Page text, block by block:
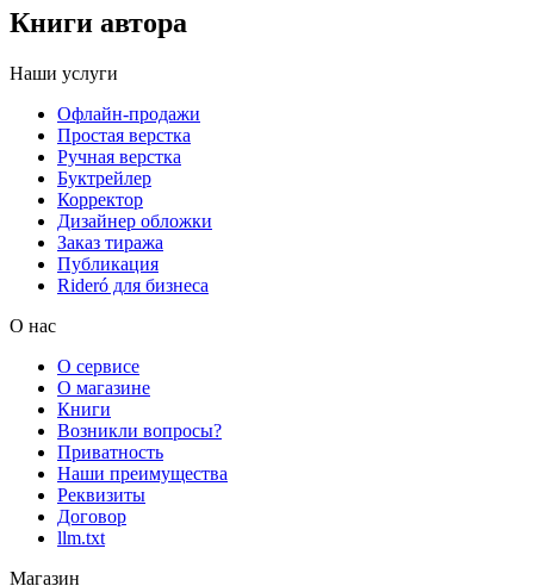
Книги автора
Наши услуги
Офлайн-продажи
Простая верстка
Ручная верстка
Буктрейлер
Корректор
Дизайнер обложки
Заказ тиража
Публикация
Rideró для бизнеса
О нас
О сервисе
О магазине
Книги
Возникли вопросы?
Приватность
Наши преимущества
Реквизиты
Договор
llm.txt
Магазин